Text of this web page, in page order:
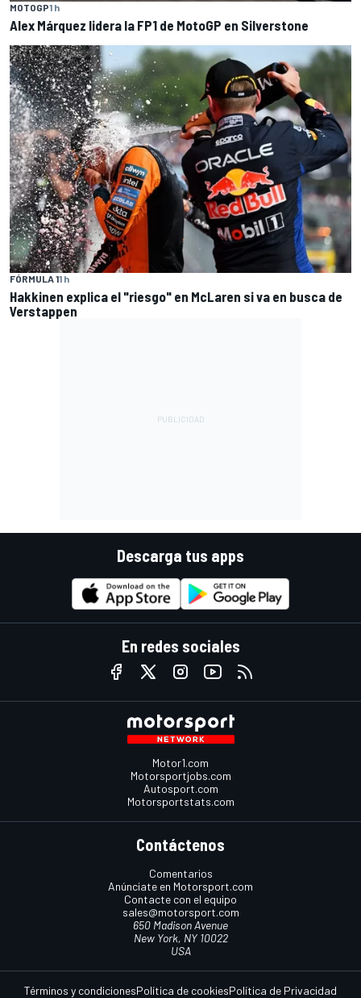
MOTOGP1 h
Alex Márquez lidera la FP1 de MotoGP en Silverstone
FÓRMULA 11 h
Hakkinen explica el "riesgo" en McLaren si va en busca de
Verstappen
Descarga tus apps
En redes sociales
Motor1.com
Motorsportjobs.com
Autosport.com
Motorsportstats.com
Contáctenos
Comentarios
Anúnciate en Motorsport.com
Contacte con el equipo
sales@motorsport.com
650 Madison Avenue
New York, NY 10022
USA
Términos y condicionesPolítica de cookiesPolítica de Privacidad